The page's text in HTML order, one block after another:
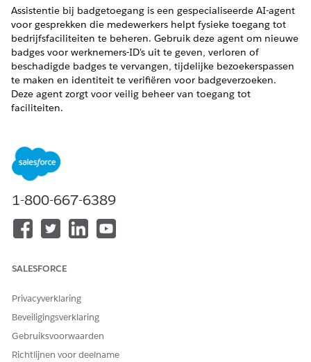
Assistentie bij badgetoegang is een gespecialiseerde AI-agent
voor gesprekken die medewerkers helpt fysieke toegang tot
bedrijfsfaciliteiten te beheren. Gebruik deze agent om nieuwe
badges voor werknemers-ID's uit te geven, verloren of
beschadigde badges te vervangen, tijdelijke bezoekerspassen
te maken en identiteit te verifiëren voor badgeverzoeken.
Deze agent zorgt voor veilig beheer van toegang tot
faciliteiten.
Beschikbaar in: Lightning Experience
uitbreiding AI Agent voor medewerkers.
Servicecatalogusitems
sjablonen om aan uw verzoek te voldoen. U kunt extra
soortgelijke toepassingen en verzoektypen te ondersteunen.
Nieuwe ID-badge aanvragen
Agentacties
1-800-667-6389
SALESFORCE
Privacyverklaring
Beveiligingsverklaring
Gebruiksvoorwaarden
Richtlijnen voor deelname